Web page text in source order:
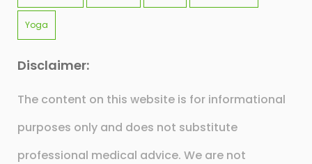
Yoga
Disclaimer:
The content on this website is for informational
purposes only and does not substitute
professional medical advice. We are not